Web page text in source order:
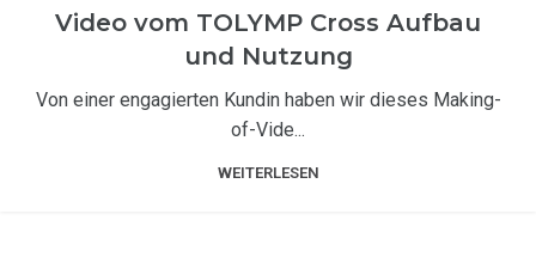
TIPPS UND TRICKS / UNSER RATGEBER
Video vom TOLYMP Cross Aufbau
und Nutzung
Von einer engagierten Kundin haben wir dieses Making-
of-Vide...
WEITERLESEN